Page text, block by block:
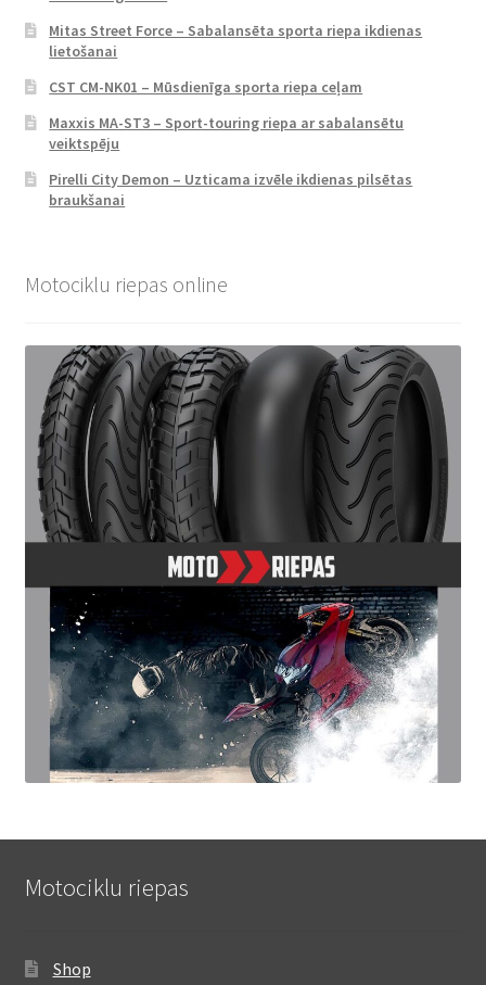
Mitas Street Force – Sabalansēta sporta riepa ikdienas
lietošanai
CST CM-NK01 – Mūsdienīga sporta riepa ceļam
Maxxis MA-ST3 – Sport-touring riepa ar sabalansētu
veiktspēju
Pirelli City Demon – Uzticama izvēle ikdienas pilsētas
braukšanai
Motociklu riepas online
Motociklu riepas
Shop